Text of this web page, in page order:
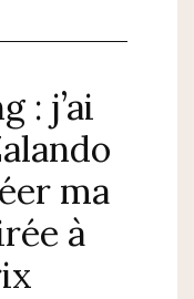
: j’ai
ma
à